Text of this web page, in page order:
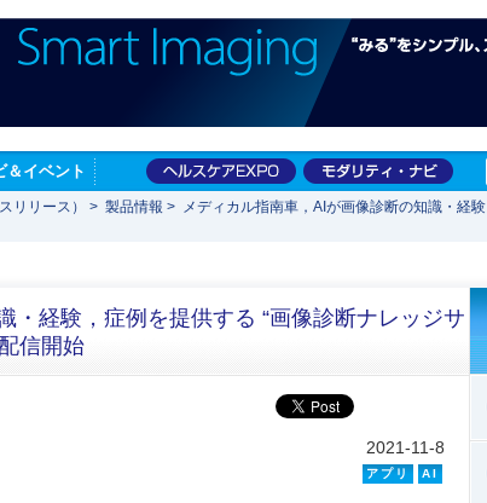
＆イベント
リリース） > 製品情報 > メディカル指南車，AIが画像診断の知識・経
・経験，症例を提供する “画像診断ナレッジサ
信開始
2021-11-8
アプリ AI